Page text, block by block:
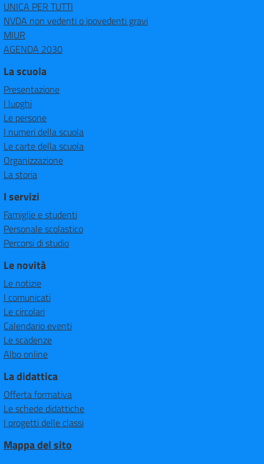
UNICA PER TUTTI
NVDA non vedenti o ipovedenti gravi
MIUR
AGENDA 2030
La scuola
Presentazione
I luoghi
Le persone
I numeri della scuola
Le carte della scuola
Organizzazione
La storia
I servizi
Famiglie e studenti
Personale scolastico
Percorsi di studio
Le novità
Le notizie
I comunicati
Le circolari
Calendario eventi
Le scadenze
Albo online
La didattica
Offerta formativa
Le schede didattiche
I progetti delle classi
Mappa del sito